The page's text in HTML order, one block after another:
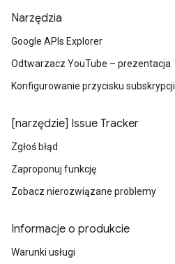
Narzędzia
Google APIs Explorer
Odtwarzacz YouTube – prezentacja
Konfigurowanie przycisku subskrypcji
[narzędzie] Issue Tracker
Zgłoś błąd
Zaproponuj funkcję
Zobacz nierozwiązane problemy
Informacje o produkcie
Warunki usługi